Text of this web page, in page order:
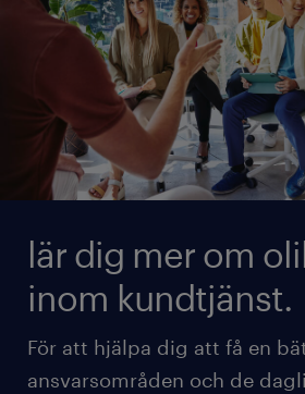
lär dig mer om
inom kundtjänst.
För att hjälpa dig att få en
ansvarsområden och de